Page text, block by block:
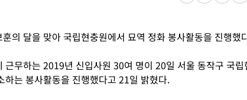
의 달을 맞아 국립현충원에서 묘역 정화 봉사활동을 진행했
근무하는 2019년 신입사원 30여 명이 20일 서울 동작구 국립
하는 봉사활동을 진행했다고 21일 밝혔다.